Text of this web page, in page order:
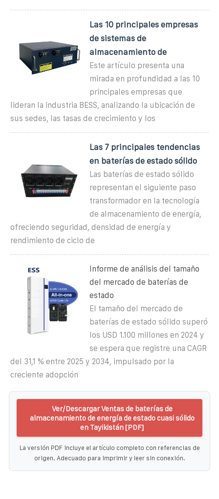
Las 10 principales empresas
de sistemas de
almacenamiento de
Este artículo presenta una
mirada en profundidad a las 10
principales empresas que
lideran la industria BESS, analizando la ubicación de
sus sedes, las tasas de crecimiento y los
Las 7 principales tendencias
en baterías de estado sólido
Las baterías de estado sólido
representan el siguiente paso
transformador en la tecnología
de almacenamiento de energía,
ofreciendo seguridad, densidad de energía y
rendimiento de ciclo de
Informe de análisis del tamaño
del mercado de baterías de
estado
El tamaño del mercado de
baterías de estado sólido superó
los USD 1.100 millones en 2024 y
se espera que registre una CAGR
del 31,1 % entre 2025 y 2034, impulsado por la
creciente adopción
Ver/Descargar Ventas de baterías de
almacenamiento de energía de estado cuasi sólido
en Tayikistán [PDF]
La versión PDF incluye el artículo completo con referencias de
origen. Adecuado para imprimir y leer sin conexión.